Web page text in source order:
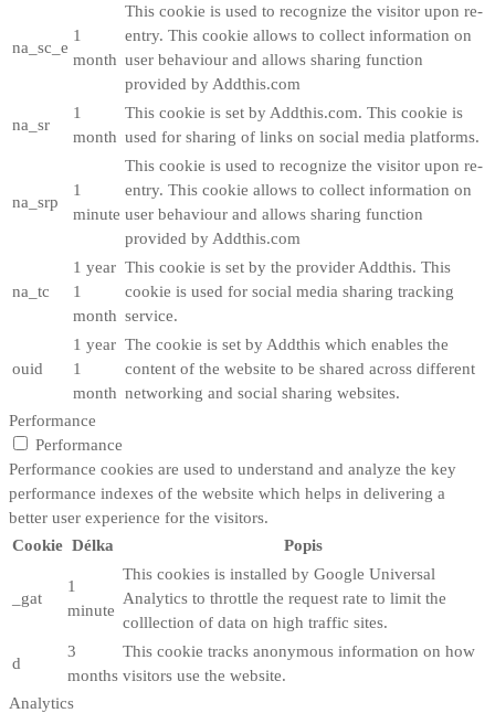
na_sc_e
1
month
This cookie is used to recognize the visitor upon re-
entry. This cookie allows to collect information on
user behaviour and allows sharing function
provided by Addthis.com
na_sr
1
month
This cookie is set by Addthis.com. This cookie is
used for sharing of links on social media platforms.
na_srp
1
minute
This cookie is used to recognize the visitor upon re-
entry. This cookie allows to collect information on
user behaviour and allows sharing function
provided by Addthis.com
na_tc
1 year
1
month
This cookie is set by the provider Addthis. This
cookie is used for social media sharing tracking
service.
ouid
1 year
1
month
The cookie is set by Addthis which enables the
content of the website to be shared across different
networking and social sharing websites.
Performance
Performance
Performance cookies are used to understand and analyze the key
performance indexes of the website which helps in delivering a
better user experience for the visitors.
Cookie Délka Popis
_gat
1
minute
This cookies is installed by Google Universal
Analytics to throttle the request rate to limit the
colllection of data on high traffic sites.
d
3
months
This cookie tracks anonymous information on how
visitors use the website.
Analytics